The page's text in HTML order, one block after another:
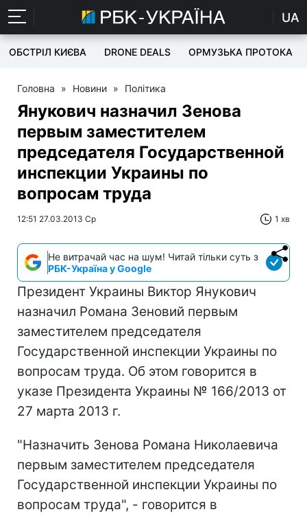
UA
ОБСТРІЛ КИЄВА DRONE DEALS ОРМУЗЬКА ПРОТОКА
Головна » Новини » Політика
Янукович назначил Зенова
первым заместителем
председателя Государственной
инспекции Украины по
вопросам труда
12:51 27.03.2013 Ср 1 хв
Не витрачай час на шум! Читай тільки суть з
РБК-Україна у Google
Президент Украины Виктор Янукович
назначил Романа Зеновий первым
заместителем председателя
Государственной инспекции Украины по
вопросам труда. Об этом говорится в
указе Президента Украины № 166/2013 от
27 марта 2013 г.
"Назначить Зенова Романа Николаевича
первым заместителем председателя
Государственной инспекции Украины по
вопросам труда", - говорится в